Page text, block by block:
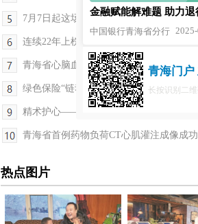
7月7日起这场主题展览开幕，必看！
连续22年上榜！中国人寿挺进福布斯“全球
青海省心脑血管病专科医院单日完成50
绿色保险“链动”双碳战略，普惠保障“织
精术护心——青海省首例可降解封堵器植
青海省首例药物负荷CT心肌灌注成像成
热点图片
金融赋能解难题 助力
中国银行青海省分行
青海门户
长按识别二